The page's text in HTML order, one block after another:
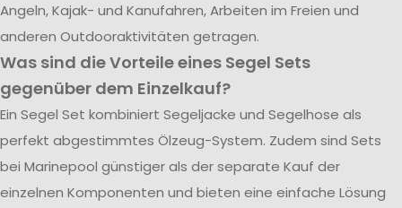
Angeln, Kajak- und Kanufahren, Arbeiten im Freien und
anderen Outdooraktivitäten getragen.
Was sind die Vorteile eines Segel Sets
gegenüber dem Einzelkauf?
Ein Segel Set kombiniert Segeljacke und Segelhose als
perfekt abgestimmtes Ölzeug-System. Zudem sind Sets
bei Marinepool günstiger als der separate Kauf der
einzelnen Komponenten und bieten eine einfache Lösung